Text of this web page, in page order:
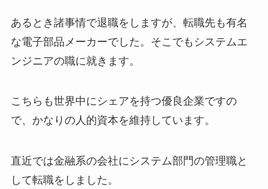
あるとき諸事情で退職をしますが、転職先も有名
な電子部品メーカーでした。そこでもシステムエ
ンジニアの職に就きます。
こちらも世界中にシェアを持つ優良企業ですの
で、かなりの人的資本を維持しています。
直近では金融系の会社にシステム部門の管理職と
して転職をしました。